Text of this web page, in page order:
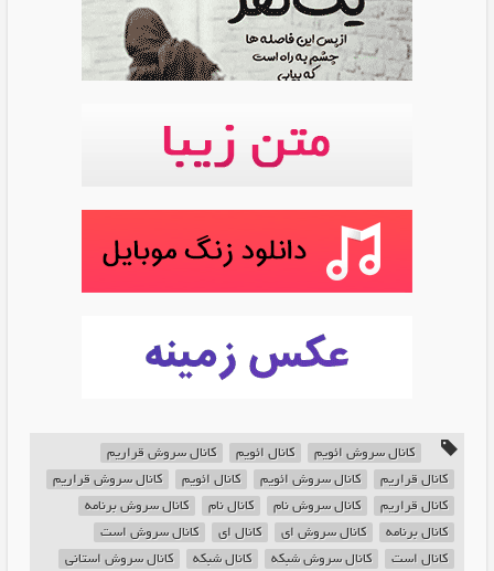
کانال سروش ائویم کانال ائویم
کانال سروش قراریم
کانال قراریم
کانال سروش ائویم کانال ائویم
کانال سروش قراریم
کانال قراریم
کانال سروش نام کانال نام
کانال سروش برنامه
کانال برنامه
کانال سروش ای کانال ای
کانال سروش است
کانال است
کانال سروش شبکه کانال شبکه
کانال سروش استانی